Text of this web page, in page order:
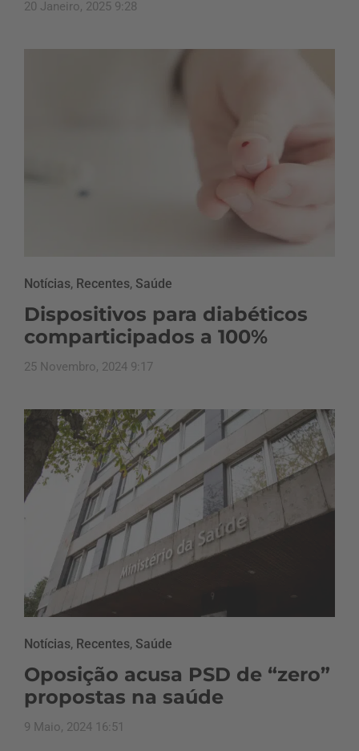
20 Janeiro, 2025 9:28
Notícias, Recentes, Saúde
Dispositivos para diabéticos
comparticipados a 100%
25 Novembro, 2024 9:17
Notícias, Recentes, Saúde
Oposição acusa PSD de “zero”
propostas na saúde
9 Maio, 2024 16:51